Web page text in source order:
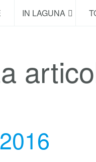
IN LAGUNA